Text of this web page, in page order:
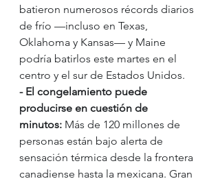
batieron numerosos récords diarios
de frío —incluso en Texas,
Oklahoma y Kansas— y Maine
podría batirlos este martes en el
centro y el sur de Estados Unidos.
- El congelamiento puede
producirse en cuestión de
minutos: Más de 120 millones de
personas están bajo alerta de
sensación térmica desde la frontera
canadiense hasta la mexicana. Gran